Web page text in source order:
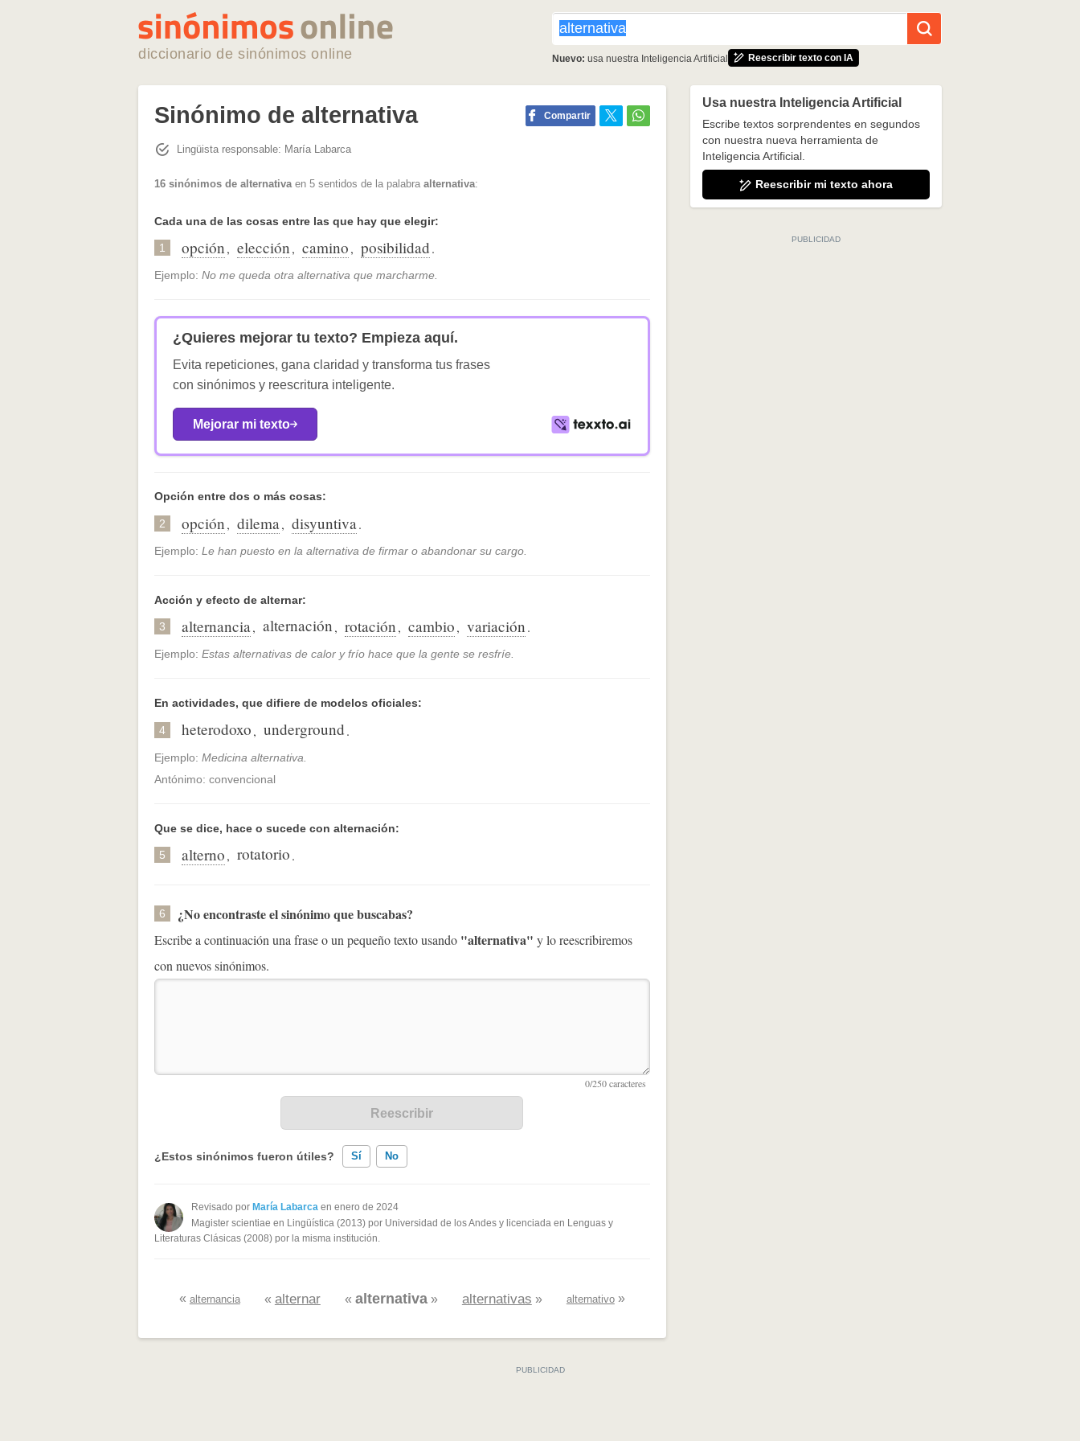
diccionario de sinónimos online Nuevo: usa nuestra Inteligencia Artificial Reescribir texto con IA
Sinónimo de alternativa Compartir
Lingüista responsable: María Labarca
16 sinónimos de alternativaen 5 sentidos de la palabra alternativa:
Cada una de las cosas entre las que hay que elegir:
1 opción, elección, camino, posibilidad.
Ejemplo: No me queda otra alternativa que marcharme.
¿Quieres mejorar tu texto? Empieza aquí.
Evita repeticiones, gana claridad y transforma tus frases
con sinónimos y reescritura inteligente.
Mejorar mi texto
Opción entre dos o más cosas:
2 opción, dilema, disyuntiva.
Ejemplo: Le han puesto en la alternativa de firmar o abandonar su cargo.
Acción y efecto de alternar:
3 alternancia, alternación, rotación, cambio, variación.
Ejemplo: Estas alternativas de calor y frío hace que la gente se resfríe.
En actividades, que difiere de modelos oficiales:
4 heterodoxo, underground.
Ejemplo: Medicina alternativa.
Antónimo: convencional
Que se dice, hace o sucede con alternación:
5 alterno, rotatorio.
6 ¿No encontraste el sinónimo que buscabas?
Escribe a continuación una frase o un pequeño texto usando "alternativa" y lo reescribiremos
con nuevos sinónimos.
¿Estos sinónimos fueron útiles? Sí No
Existen sinónimos incorrectos
Ninguno de los sinónimos presentados me ayudó
Revisado por María Labarca en enero de 2024
Magister scientiae en Lingüística (2013) por Universidad de los Andes y licenciada en Lenguas y
Literaturas Clásicas (2008) por la misma institución.
« alternancia « alternar « alternativa » alternativas » alternativo»
Usa nuestra Inteligencia Artificial
Escribe textos sorprendentes en segundos
con nuestra nueva herramienta de
Inteligencia Artificial.
Reescribir mi texto ahora